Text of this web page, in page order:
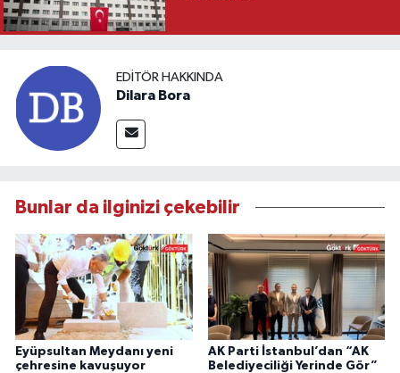
EDITÖR HAKKINDA
Dilara Bora
Bunlar da ilginizi çekebilir
Eyüpsultan Meydanı yeni
çehresine kavuşuyor
AK Parti İstanbul’dan “AK
Belediyeciliği Yerinde Gör”